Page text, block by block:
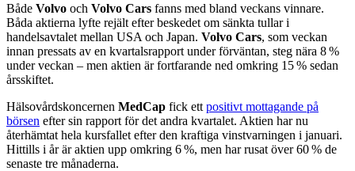
Både Volvo och Volvo Cars fanns med bland veckans vinnare.
Båda aktierna lyfte rejält efter beskedet om sänkta tullar i
handelsavtalet mellan USA och Japan. Volvo Cars, som veckan
innan pressats av en kvartalsrapport under förväntan, steg nära 8 %
under veckan – men aktien är fortfarande ned omkring 15 % sedan
årsskiftet.
Hälsovårdskoncernen MedCap fick ett positivt mottagande på
börsen efter sin rapport för det andra kvartalet. Aktien har nu
återhämtat hela kursfallet efter den kraftiga vinstvarningen i januari.
Hittills i år är aktien upp omkring 6 %, men har rusat över 60 % de
senaste tre månaderna.